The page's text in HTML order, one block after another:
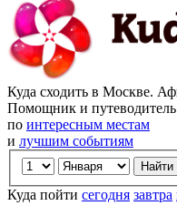
Куда сходить в Москве.
Помощник и путеводитель
по интересным местам
и лучшим событиям
Куда пойти сегодня завтра